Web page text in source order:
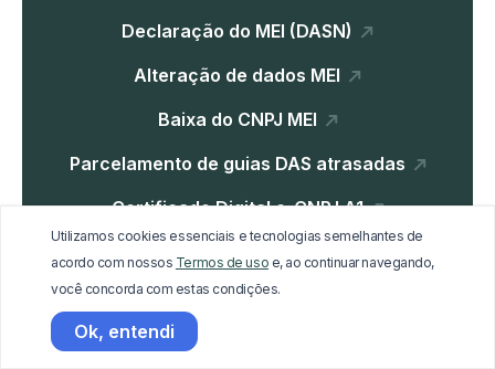
Declaração do MEI (DASN)
Alteração de dados MEI
Baixa do CNPJ MEI
Parcelamento de guias DAS atrasadas
Certificado Digital e-CNPJ A1
Parcelamento Dívida Ativa
Utilizamos cookies essenciais e tecnologias semelhantes de
acordo com nossos Termos de uso e, ao continuar navegando,
você concorda com estas condições.
Ok, entendi